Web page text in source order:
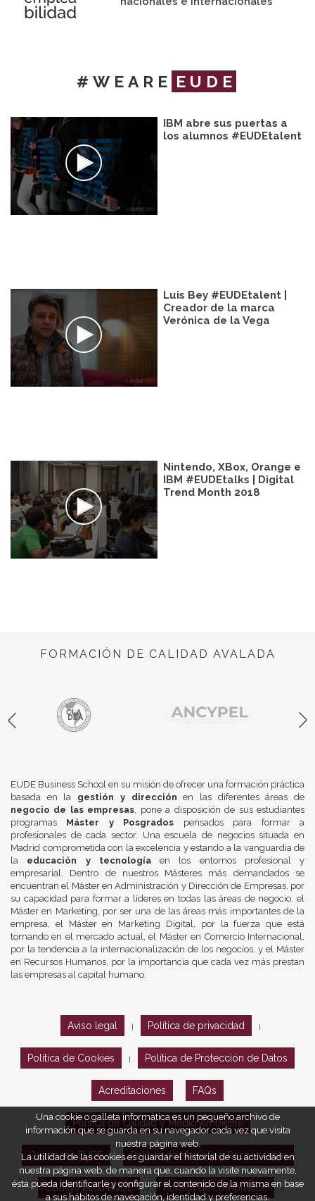
#WEARE EUDE
IBM abre sus puertas a
los alumnos #EUDEtalent
Luis Bey #EUDEtalent |
Creador de la marca
Verónica de la Vega
Nintendo, XBox, Orange e
IBM #EUDEtalks | Digital
Trend Month 2018
FORMACIÓN DE CALIDAD AVALADA
EUDE Business School en su misión de ofrecer una formación práctica
basada en la gestión y dirección en las diferentes áreas de
negocio de las empresas, pone a disposición de sus estudiantes
programas Máster y Posgrados pensados para formar a
profesionales de cada sector. Una escuela de negocios situada en
Madrid comprometida con la excelencia y estando a la vanguardia de
la educación y tecnologíaen los entornos profesional y
empresarial. Dentro de nuestros Másteres más demandados se
encuentran el Máster en Administración y Dirección de Empresas, por
su capacidad para formar a líderes en todas las áreas de negocio, el
Máster en Marketing, por ser una de las áreas más importantes de la
empresa, el Máster en Marketing Digital, por la fuerza que está
tomando en el mercado actual, el Máster en Comercio Internacional,
por la tendencia a la internacionalización de los negocios, y el Máster
en Recursos Humanos, por la importancia que cada vez más prestan
las empresas al capital humano.
Aviso legal Política de privacidad
Política de Cookies Política de Protección de Datos
Acreditaciones FAQs
Política de Calidad y Medio Ambiente
Opiniones EUDE Política de Marketing Responsable
Código ético EUDE | Política de compliance |
Una cookie o galleta informática es un pequeño archivo de
información que se guarda en su navegador cada vez que visita
nuestra página web.
La utilidad de las cookies es guardar el historial de su actividad en
nuestra página web, de manera que, cuando la visite nuevamente,
ésta pueda identificarle y configurar el contenido de la misma en base
a sus hábitos de navegación, identidad y preferencias.